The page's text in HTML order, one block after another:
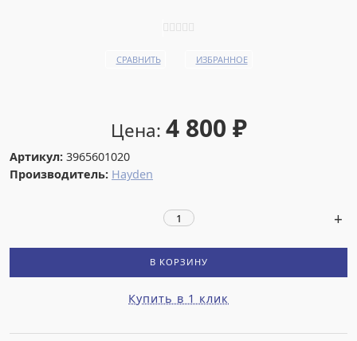
СРАВНИТЬ ИЗБРАННОЕ
Цена: 4 800 ₽
Артикул: 3965601020
Производитель: Hayden
В КОРЗИНУ
Купить в 1 клик